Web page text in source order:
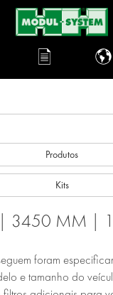
Produtos
Kits
3450 MM |
foram
e tamanho do